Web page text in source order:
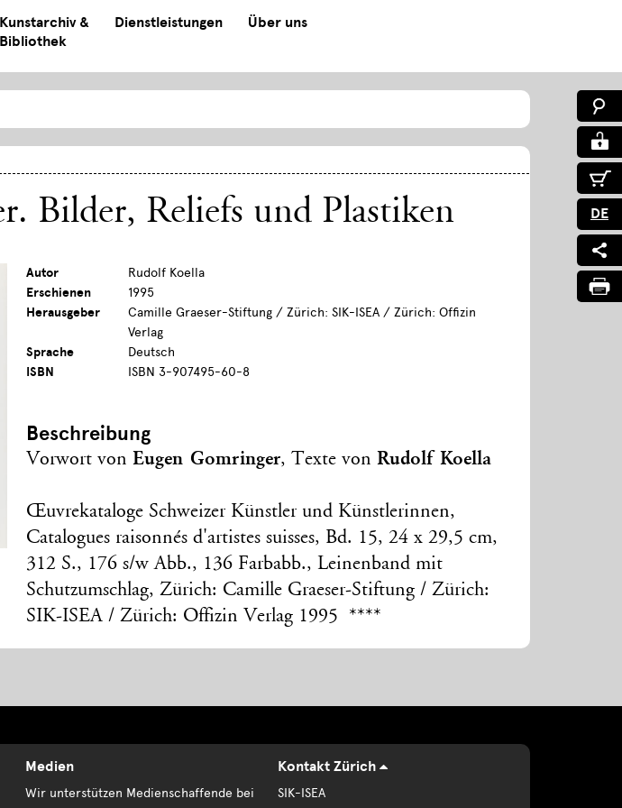
Kunstarchiv &
Bibliothek
Dienstleistungen Über uns
DE
Bilder, Reliefs und Plastiken
Autor
Rudolf Koella
Erschienen
1995
Herausgeber
Camille Graeser-Stiftung / Zürich: SIK-ISEA / Zürich: Offizin
Verlag
Sprache
Deutsch
ISBN
ISBN 3-907495-60-8
Beschreibung
Vorwort vonEugen Gomringer, Texte vonRudolf Koella
Œuvrekataloge Schweizer Künstler und Künstlerinnen,
Catalogues raisonnés d'artistes suisses, Bd. 15, 24 x 29,5 cm,
312 S., 176 s/w Abb., 136 Farbabb., Leinenband mit
Schutzumschlag, Zürich: Camille Graeser-Stiftung / Zürich:
SIK-ISEA / Zürich: Offizin Verlag 1995 ****
Medien
Wir unterstützen Medienschaffende bei
Kontakt Zürich
SIK-ISEA